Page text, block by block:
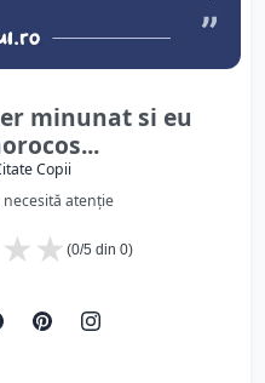
minunat si eu
Copii
atenție
★
★ (0/5 din 0)